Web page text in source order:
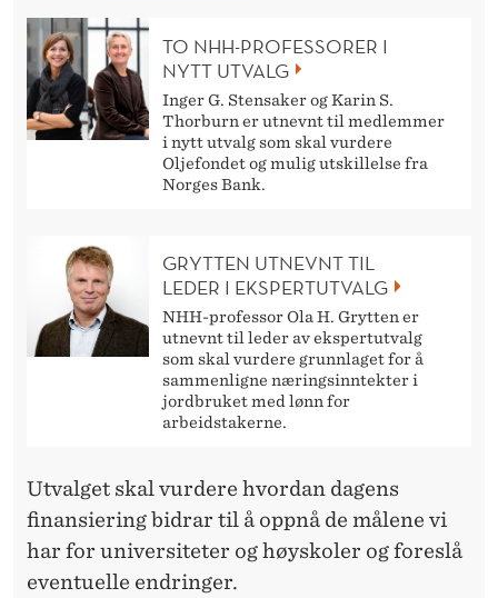
TO NHH-PROFESSORER I
NYTT UTVALG
Inger G. Stensaker og Karin S.
Thorburn er utnevnt til medlemmer
i nytt utvalg som skal vurdere
Oljefondet og mulig utskillelse fra
Norges Bank.
GRYTTEN UTNEVNT TIL
LEDER I EKSPERTUTVALG
NHH-professor Ola H. Grytten er
utnevnt til leder av ekspertutvalg
som skal vurdere grunnlaget for å
sammenligne næringsinntekter i
jordbruket med lønn for
arbeidstakerne.
Utvalget skal vurdere hvordan dagens
finansiering bidrar til å oppnå de målene vi
har for universiteter og høyskoler og foreslå
eventuelle endringer.